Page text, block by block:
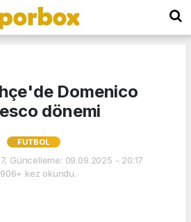
Domenico
dönemi
FUTBOL
Güncelleme: 09.09.2025 - 20:17
kez okundu.